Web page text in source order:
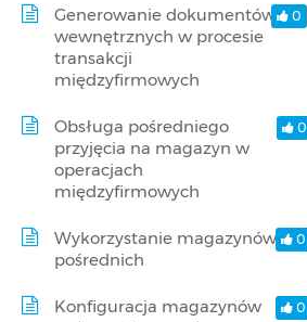
Generowanie dokumentów
wewnętrznych w procesie
transakcji
międzyfirmowych
0
Obsługa pośredniego
przyjęcia na magazyn w
operacjach
międzyfirmowych
0
Wykorzystanie magazynów
pośrednich
0
Konfiguracja magazynów
0